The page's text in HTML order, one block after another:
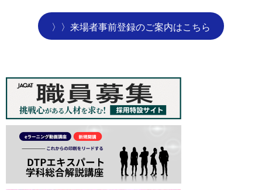
〉〉来場者事前登録のご案内はこちら